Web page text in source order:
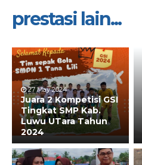
prestasi lain...
27 May 2024
Juara 2 Kompetisi GSI
Tingkat SMP Kab.
Luwu UTara Tahun
2024